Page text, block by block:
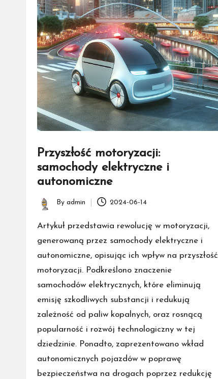
Przyszłość motoryzacji:
samochody elektryczne i
autonomiczne
Posted
by
By admin 2024-06-14
Artykuł przedstawia rewolucję w motoryzacji,
generowaną przez samochody elektryczne i
autonomiczne, opisując ich wpływ na przyszłość
motoryzacji. Podkreślono znaczenie
samochodów elektrycznych, które eliminują
emisję szkodliwych substancji i redukują
zależność od paliw kopalnych, oraz rosnącą
popularność i rozwój technologiczny w tej
dziedzinie. Ponadto, zaprezentowano wkład
autonomicznych pojazdów w poprawę
bezpieczeństwa na drogach poprzez redukcję